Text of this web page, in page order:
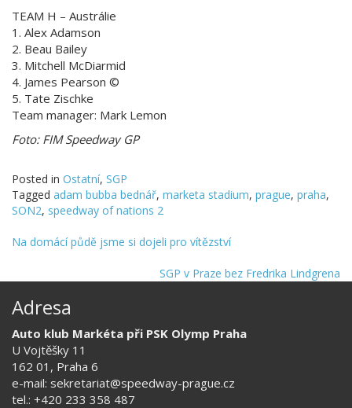
TEAM H – Austrálie
1. Alex Adamson
2. Beau Bailey
3. Mitchell McDiarmid
4. James Pearson ©
5. Tate Zischke
Team manager: Mark Lemon
Foto: FIM Speedway GP
Posted in Ostatní, SGP
Tagged adam bubba bednář, marketa stadium, prague, praha,
SON2, speedway of nations 2
Na domácí půdě jsme si dojeli pro vítězství
SGP v Praze bez Fredrika Lindgrena
Adresa
Auto klub Markéta při PSK Olymp Praha
U Vojtěšky 11
162 01, Praha 6
e-mail: sekretariat@speedway-prague.cz
tel.: +420 233 358 487